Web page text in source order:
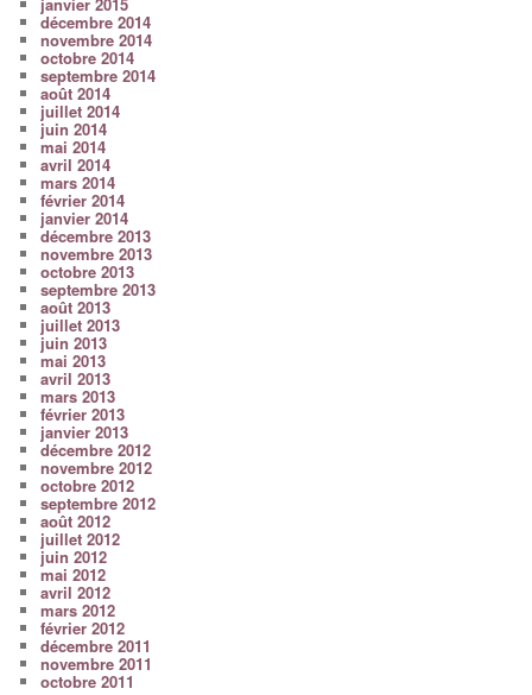
janvier 2015
décembre 2014
novembre 2014
octobre 2014
septembre 2014
août 2014
juillet 2014
juin 2014
mai 2014
avril 2014
mars 2014
février 2014
janvier 2014
décembre 2013
novembre 2013
octobre 2013
septembre 2013
août 2013
juillet 2013
juin 2013
mai 2013
avril 2013
mars 2013
février 2013
janvier 2013
décembre 2012
novembre 2012
octobre 2012
septembre 2012
août 2012
juillet 2012
juin 2012
mai 2012
avril 2012
mars 2012
février 2012
décembre 2011
novembre 2011
octobre 2011